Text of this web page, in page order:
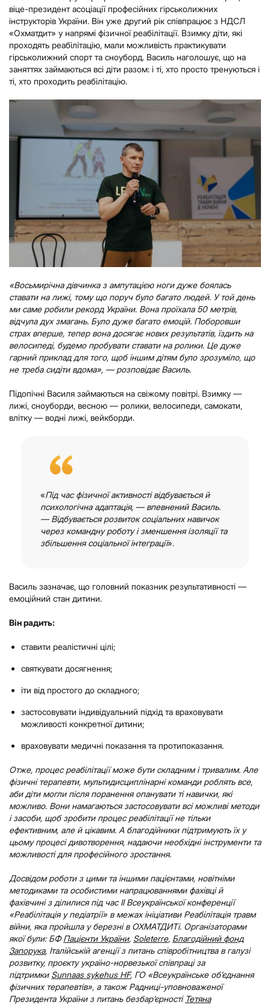
віце-президент асоціації професійних гірськолижних
інструкторів України. Він уже другий рік співпрацює з НДСЛ
«Охматдит» у напрямі фізичної реабілітації. Взимку діти, які
проходять реабілітацію, мали можливість практикувати
гірськолижний спорт та сноуборд. Василь наголошує, що на
заняттях займаються всі діти разом: і ті, хто просто тренуються і
ті, хто проходить реабілітацію.
«Восьмирічна дівчинка з ампутацією ноги дуже боялась
ставати на лижі, тому що поруч було багато людей. У той день
ми саме робили рекорд України. Вона проїхала 50 метрів,
відчула дух змагань. Було дуже багато емоцій. Поборовши
страх вперше, тепер вона досягає нових результатів, їздить на
велосипеді, будемо пробувати ставати на ролики. Це дуже
гарний приклад для того, щоб іншим дітям було зрозуміло, що
не треба сидіти вдома», — розповідає Василь.
Підопічні Василя займаються на свіжому повітрі. Взимку —
лижі, сноуборди, весною — ролики, велосипеди, самокати,
влітку — водні лижі, вейкборди.
«Під час фізичної активності відбувається й
психологічна адаптація, — впевнений Василь.
— Відбувається розвиток соціальних навичок
через командну роботу і зменшення ізоляції та
збільшення соціальної інтеграції».
Василь зазначає, що головний показник результативності —
емоційний стан дитини.
Він радить:
ставити реалістичні цілі;
святкувати досягнення;
іти від простого до складного;
застосовувати індивідуальний підхід та враховувати
можливості конкретної дитини;
враховувати медичні показання та протипоказання.
Отже, процес реабілітації може бути складним і тривалим. Але
фізичні терапевти, мультидисциплінарні команди роблять все,
аби діти могли після поранення опанувати ті навички, які
можливо. Вони намагаються застосовувати всі можливі методи
і засоби, щоб зробити процес реабілітації не тільки
ефективним, але й цікавим. А благодійники підтримують їх у
цьому процесі дивотворення, надаючи необхідні інструменти та
можливості для професійного зростання.
Досвідом роботи з цими та іншими пацієнтами, новітніми
методиками та особистими напрацюваннями фахівці й
фахівчині з ділилися під часІІ Всеукраїнської конференції
«Реабілітація у педіатрії» в межах ініціативи Реабілітація травм
війни, яка пройшла у березні в ОХМАТДИТі. Організаторами
якої були: БФПацієнти України, Soleterre, Благодійний фонд
Запорука, Італійській агенції з питань співробітництва в галузі
розвитку, проєкту україно-норвезької співпраці за
підтримки Sunnaas sykehus HF, ГО «Всеукраїнське об’єднання
фізичних терапевтів», а також Радниці-уповноваженої
Президента України з питань безбар’єрності Тетяна